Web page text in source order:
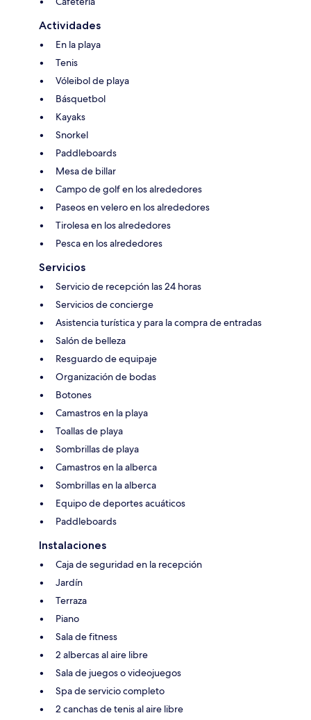
Actividades
En la playa
Tenis
Vóleibol de playa
Básquetbol
Kayaks
Snorkel
Paddleboards
Mesa de billar
Campo de golf en los alrededores
Paseos en velero en los alrededores
Tirolesa en los alrededores
Pesca en los alrededores
Servicios
Servicio de recepción las 24 horas
Servicios de concierge
Asistencia turística y para la compra de entradas
Salón de belleza
Resguardo de equipaje
Organización de bodas
Botones
Camastros en la playa
Toallas de playa
Sombrillas de playa
Camastros en la alberca
Sombrillas en la alberca
Equipo de deportes acuáticos
Paddleboards
Instalaciones
Caja de seguridad en la recepción
Jardín
Terraza
Piano
Sala de fitness
2 albercas al aire libre
Sala de juegos o videojuegos
Spa de servicio completo
2 canchas de tenis al aire libre